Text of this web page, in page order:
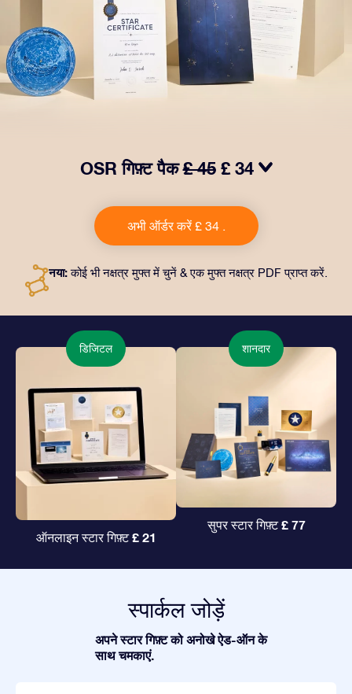
OSR गिफ़्ट पैक£ 45 £ 34
लिफ़ाफ़ा, आपकी पसंद से तैयार दस्तावेज़, साथ ही डिजिटल दस्तावेज़
और हमारे ऐप्स का मुफ़्त इस्तेमाल शामिल है। यह दोस्तों और प्रियजनों को
एक हमेशा बरक़रार रहने वाला उपहार पेश करने का जादुई तरीक़ा है।
अभी ऑर्डर करें £ 34 .
नया:कोई भी नक्षत्र मुफ्त में चुनें & एक मुफ्त नक्षत्र PDF प्राप्त करें.
डिजिटल
ऑनलाइन स्टार गिफ़्ट£ 21
शानदार
सुपर स्टार गिफ़्ट£ 77
स्पार्कल जोड़ें
अपने स्टार गिफ़्ट को अनोखे ऐड-ऑन के
साथ चमकाएं.